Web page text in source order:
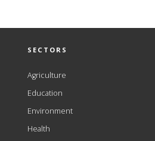
SECTORS
Agriculture
Education
Environment
Health